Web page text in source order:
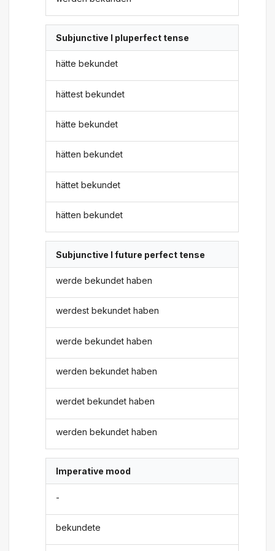
Subjunctive I pluperfect tense
hätte bekundet
hättest bekundet
hätte bekundet
hätten bekundet
hättet bekundet
hätten bekundet
Subjunctive I future perfect tense
werde bekundet haben
werdest bekundet haben
werde bekundet haben
werden bekundet haben
werdet bekundet haben
werden bekundet haben
Imperative mood
-
bekundete